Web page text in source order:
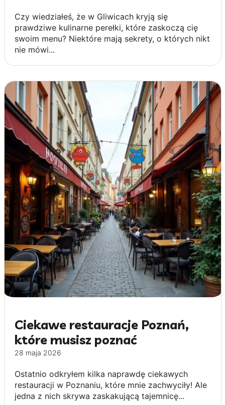
Czy wiedziałeś, że w Gliwicach kryją się
prawdziwe kulinarne perełki, które zaskoczą cię
swoim menu? Niektóre mają sekrety, o których nikt
nie mówi...
Ciekawe restauracje Poznań,
które musisz poznać
28 maja 2026
Ostatnio odkryłem kilka naprawdę ciekawych
restauracji w Poznaniu, które mnie zachwyciły! Ale
jedna z nich skrywa zaskakującą tajemnicę...